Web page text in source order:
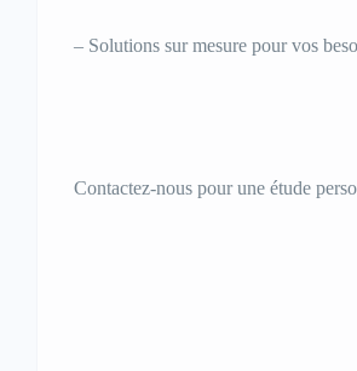
– Solutions sur mesure pour vos
Contactez-nous pour une étude